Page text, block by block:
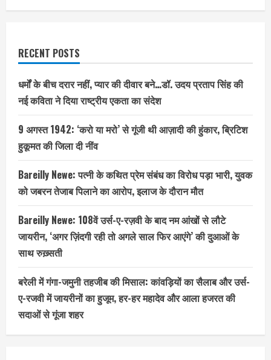
अनावरण
RECENT POSTS
धर्मों के बीच दरार नहीं, प्यार की दीवार बने…डॉ. उदय प्रताप सिंह की
नई कविता ने दिया राष्ट्रीय एकता का संदेश
9 अगस्त 1942: ‘करो या मरो’ से गूंजी थी आज़ादी की हुंकार, ब्रिटिश
हुकूमत की जिला दी नींव
Bareilly Newe: पत्नी के कथित प्रेम संबंध का विरोध पड़ा भारी, युवक
को जबरन तेजाब पिलाने का आरोप, इलाज के दौरान मौत
Bareilly Newe: 108वें उर्स-ए-रज़वी के बाद नम आंखों से लौटे
जायरीन, ‘अगर ज़िंदगी रही तो अगले साल फिर आएंगे’ की दुआओं के
साथ रुख़्सती
बरेली में गंगा-जमुनी तहजीब की मिसाल: कांवड़ियों का सैलाब और उर्स-
ए-रजवी में जायरीनों का हुजूम, हर-हर महादेव और आला हजरत की
सदाओं से गूंजा शहर